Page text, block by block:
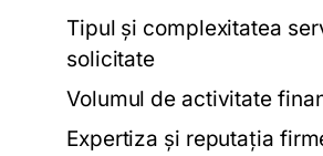
Tipul și complexitatea
solicitate
Volumul de activitate
Expertiza și reputația